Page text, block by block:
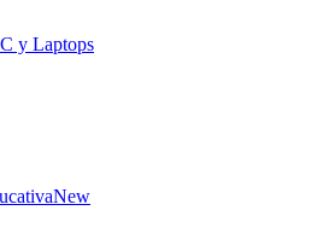
y Laptops
New